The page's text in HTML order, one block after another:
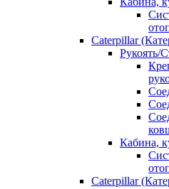
Caterpillar
Рукоять/
Кабина,
Caterpillar